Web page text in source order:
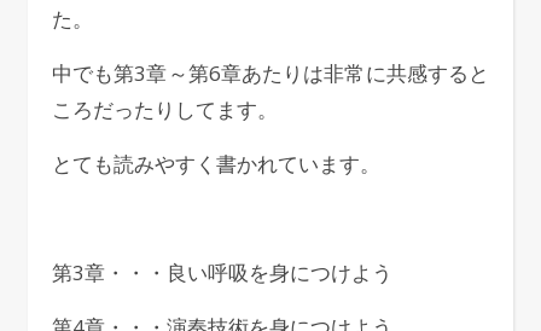
た。
中でも第3章～第6章あたりは非常に共感すると
ころだったりしてます。
とても読みやすく書かれています。
第3章・・・良い呼吸を身につけよう